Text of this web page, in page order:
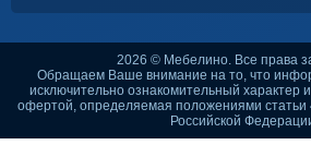
2026 © Мебелино. Все права
Обращаем Ваше внимание на то, что
исключительно ознакомительный характер
офертой, определяемая положениями статьи
Российской